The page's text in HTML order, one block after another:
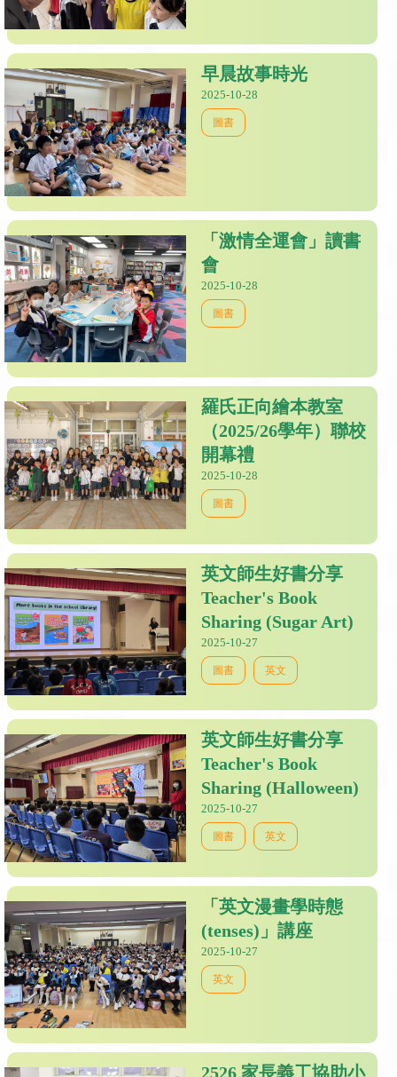
早晨故事時光
2025-10-28
圖書
「激情全運會」讀書
會
2025-10-28
圖書
羅氏正向繪本教室
（2025/26學年）聯校
開幕禮
2025-10-28
圖書
英文師生好書分享
Teacher's Book
Sharing (Sugar Art)
2025-10-27
圖書 英文
英文師生好書分享
Teacher's Book
Sharing (Halloween)
2025-10-27
圖書 英文
「英文漫畫學時態
(tenses)」講座
2025-10-27
英文
2526 家長義工協助小